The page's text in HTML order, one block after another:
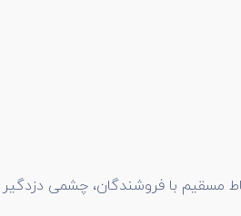
مسقیم با فروشندگان، چشمی دزدگیر